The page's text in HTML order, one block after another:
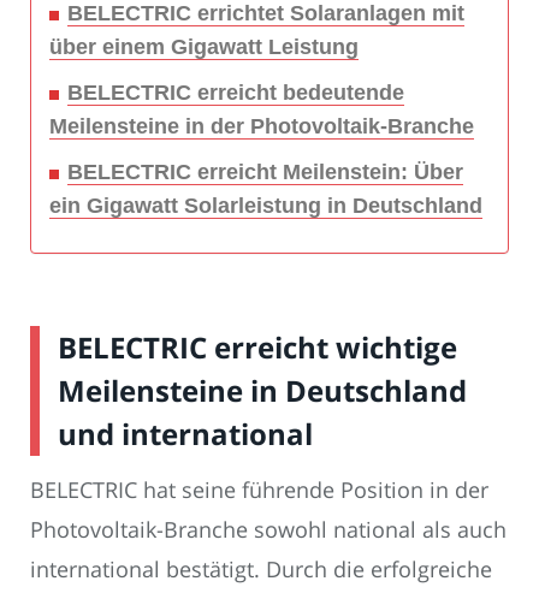
BELECTRIC errichtet Solaranlagen mit
über einem Gigawatt Leistung
BELECTRIC erreicht bedeutende
Meilensteine in der Photovoltaik-Branche
BELECTRIC erreicht Meilenstein: Über
ein Gigawatt Solarleistung in Deutschland
BELECTRIC erreicht wichtige
Meilensteine in Deutschland
und international
BELECTRIC hat seine führende Position in der
Photovoltaik-Branche sowohl national als auch
international bestätigt. Durch die erfolgreiche